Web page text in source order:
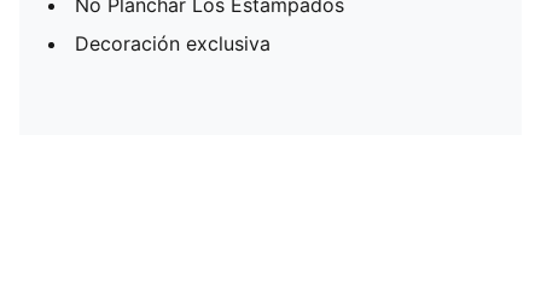
No Planchar Los Estampados
Decoración exclusiva